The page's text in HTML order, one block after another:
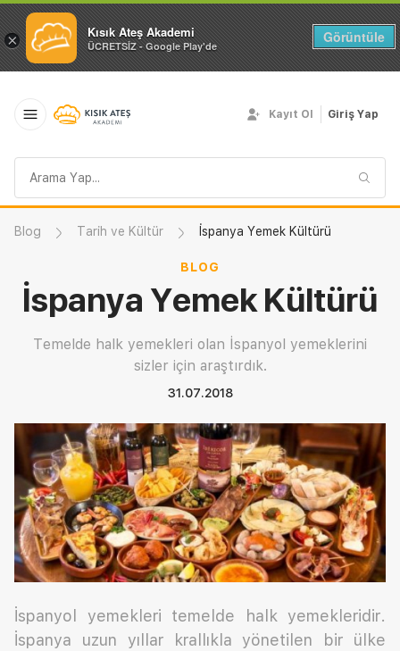
× Kısık Ateş Akademi
ÜCRETSİZ - Google Play'de
Görüntüle
sorgusu
Kayıt Ol Giriş Yap
Blog Tarih ve Kültür İspanya Yemek Kültürü
BLOG
İspanya Yemek Kültürü
Temelde halk yemekleri olan İspanyol yemeklerini
sizler için araştırdık.
31.07.2018
İspanyol yemekleri temelde halk yemekleridir.
İspanya uzun yıllar krallıkla yönetilen bir ülke